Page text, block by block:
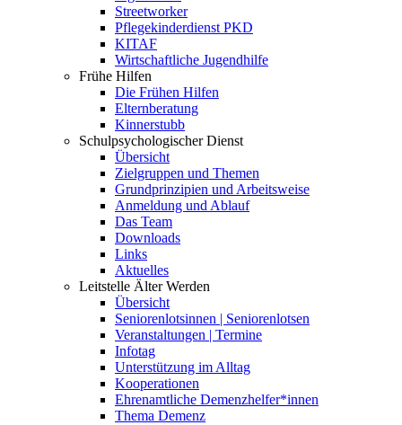
Streetworker
Pflegekinderdienst PKD
KITAF
Wirtschaftliche Jugendhilfe
Frühe Hilfen
Die Frühen Hilfen
Elternberatung
Kinnerstubb
Schulpsychologischer Dienst
Übersicht
Zielgruppen und Themen
Grundprinzipien und Arbeitsweise
Anmeldung und Ablauf
Das Team
Downloads
Links
Aktuelles
Leitstelle Älter Werden
Übersicht
Seniorenlotsinnen | Seniorenlotsen
Veranstaltungen | Termine
Infotag
Unterstützung im Alltag
Kooperationen
Ehrenamtliche Demenzhelfer*innen
Thema Demenz